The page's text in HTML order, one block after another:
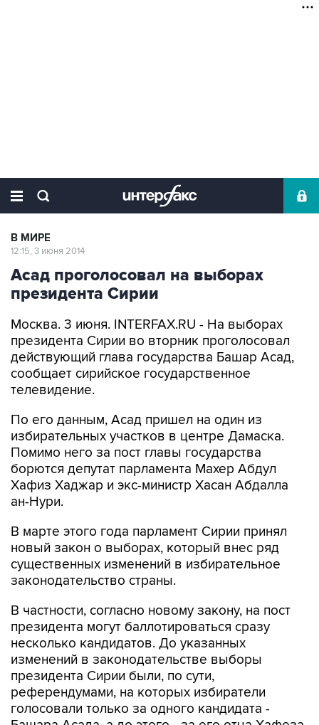
В МИРЕ
12:15, 3 июня 2014
Асад проголосовал на выборах
президента Сирии
Москва. 3 июня. INTERFAX.RU - На выборах
президента Сирии во вторник проголосовал
действующий глава государства Башар Асад,
сообщает сирийское государственное
телевидение.
По его данным, Асад пришел на один из
избирательных участков в центре Дамаска.
Помимо него за пост главы государства
борются депутат парламента Махер Абдул
Хафиз Хаджар и экс-министр Хасан Абдалла
ан-Нури.
В марте этого года парламент Сирии принял
новый закон о выборах, который внес ряд
существенных изменений в избирательное
законодательство страны.
В частности, согласно новому закону, на пост
президента могут баллотироваться сразу
несколько кандидатов. До указанных
изменений в законодательстве выборы
президента Сирии были, по сути,
референдумами, на которых избиратели
голосовали только за одного кандидата -